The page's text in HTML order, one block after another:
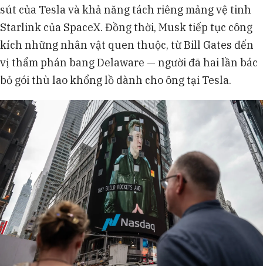
sút của Tesla và khả năng tách riêng mảng vệ tinh
Starlink của SpaceX. Đồng thời, Musk tiếp tục công
kích những nhân vật quen thuộc, từ Bill Gates đến
vị thẩm phán bang Delaware — người đã hai lần bác
bỏ gói thù lao khổng lồ dành cho ông tại Tesla.